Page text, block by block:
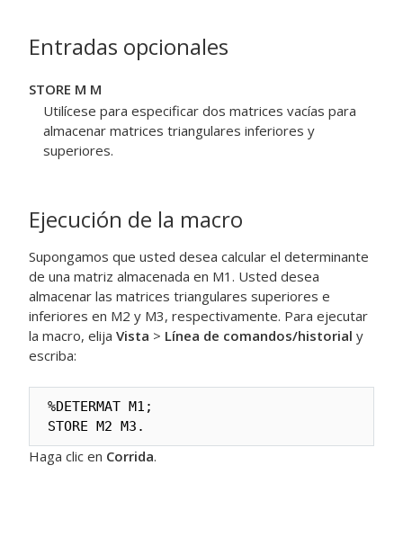
Entradas opcionales
STORE M M
Utilícese para especificar dos matrices vacías para
almacenar matrices triangulares inferiores y
superiores.
Ejecución de la macro
Supongamos que usted desea calcular el determinante
de una matriz almacenada en M1. Usted desea
almacenar las matrices triangulares superiores e
inferiores en M2 y M3, respectivamente. Para ejecutar
la macro, elija Vista > Línea de comandos/historial y
escriba:
%DETERMAT M1;
STORE M2 M3.
Haga clic en Corrida.